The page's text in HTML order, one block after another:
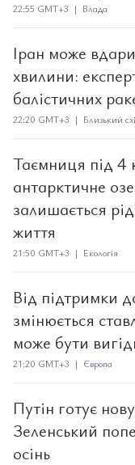
22:55 GMT+3 | Влада
Іран може
хвилини:
балістичних
22:20 GMT+3 | Близький
Таємниця під 4
антарктичне
залишається
життя
21:50 GMT+3 | Екологія
Від підтримки
змінюється
може бути
21:20 GMT+3 | Європа
Путін готує
Зеленський
осінь